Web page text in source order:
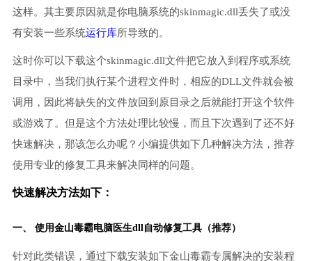
这样。其主要原因就是你电脑系统的skinmagic.dll丢失了或没
有安装一些系统运行库所导致的。
这时你可以下载这个skinmagic.dll文件把它放入到程序或系统
目录中，当我们执行某个进程文件时，相应的DLL文件就会被
调用，因此将缺失的文件放回到原目录之后就能打开这个软件
或游戏了。但是这个方法处理比较慢，而且下次遇到了还不好
快速解决，那该怎么办呢？小编提供如下几种解决方法，推荐
使用专业的修复工具来解决同样的问题。
快速解决方法如下：
一、 使用金山毒霸电脑医生dll自动修复工具（推荐）
针对此类错误，通过下载安装如下金山毒霸专属解决的安装程